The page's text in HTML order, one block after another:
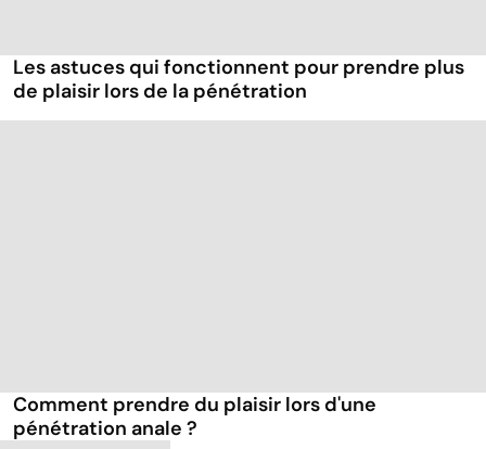
Les astuces qui fonctionnent pour prendre plus
de plaisir lors de la pénétration
Comment prendre du plaisir lors d'une
pénétration anale ?